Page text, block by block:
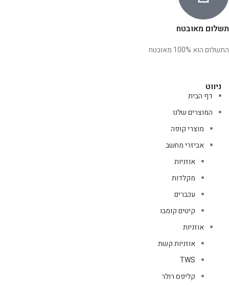
תשלום מאובטח
התשלום הוא 100% מאובטח
ניווט
דף הבית
המוצרים שלנו
מוצרי קופה
אביזרי מחשב
אוזניות
מקלדות
עכברים
קיטים קומבו
אוזניות
אוזניות קשת
TWS
קליפס רולר